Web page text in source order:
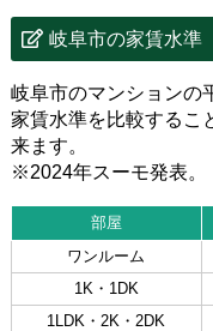
岐阜市の家賃水準
岐阜市のマンションの
家賃水準を比較するこ
来ます。
※2024年スーモ発表。
部屋
ワンルーム
1K・1DK
1LDK・2K・2DK